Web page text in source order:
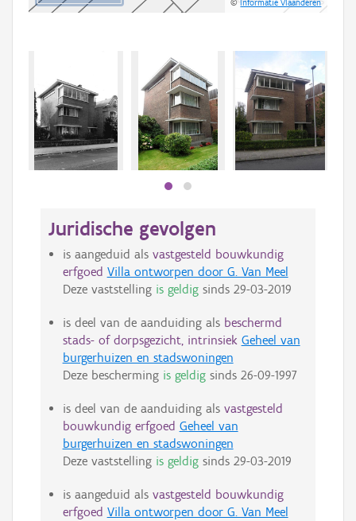
©Informatie Vlaanderen
Juridische gevolgen
is aangeduid als vastgesteld bouwkundig
erfgoed Villa ontworpen door G. Van Meel
Deze vaststelling is geldigsinds 29-03-2019
is deel van de aanduiding als beschermd
stads- of dorpsgezicht, intrinsiek Geheel van
burgerhuizen en stadswoningen
Deze bescherming is geldigsinds 26-09-1997
is deel van de aanduiding als vastgesteld
bouwkundig erfgoed Geheel van
burgerhuizen en stadswoningen
Deze vaststelling is geldigsinds 29-03-2019
is aangeduid als vastgesteld bouwkundig
erfgoed Villa ontworpen door G. Van Meel